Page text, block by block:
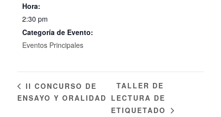
Hora:
2:30 pm
Categoría de Evento:
Eventos Principales
II CONCURSO DE
ENSAYO Y ORALIDAD
TALLER DE
LECTURA DE
ETIQUETADO